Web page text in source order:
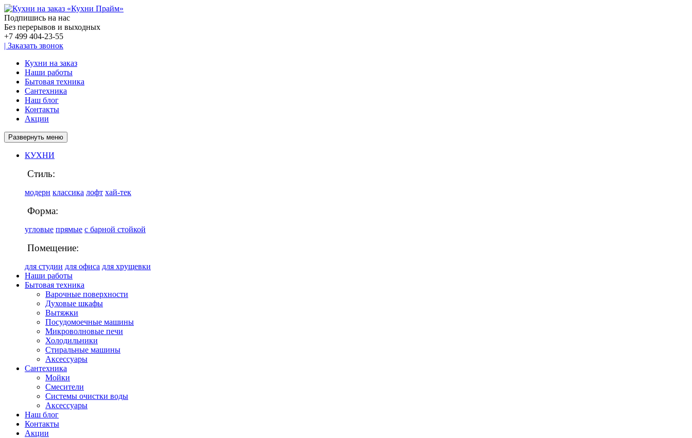
Подпишись на нас
Без перерывов и выходных
+7 499 404-23-55
| Заказать звонок
Кухни на заказ
Наши работы
Бытовая техника
Сантехника
Наш блог
Контакты
Акции
Развернуть меню
КУХНИ
Стиль:
модерн классика лофт хай-тек
Форма:
угловые прямые с барной стойкой
Помещение:
для студии для офиса для хрущевки
Наши работы
Бытовая техника
Варочные поверхности
Духовые шкафы
Вытяжки
Посудомоечные машины
Микроволновые печи
Холодильники
Стиральные машины
Аксессуары
Сантехника
Мойки
Смесители
Системы очистки воды
Аксессуары
Наш блог
Контакты
Акции